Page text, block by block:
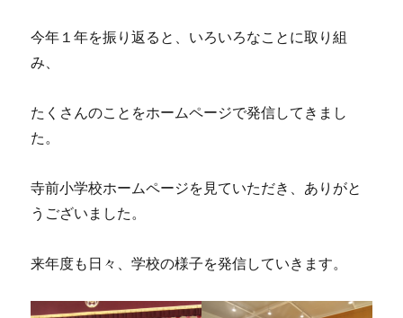
今年１年を振り返ると、いろいろなことに取り組
み、
たくさんのことをホームページで発信してきまし
た。
寺前小学校ホームページを見ていただき、ありがと
うございました。
来年度も日々、学校の様子を発信していきます。